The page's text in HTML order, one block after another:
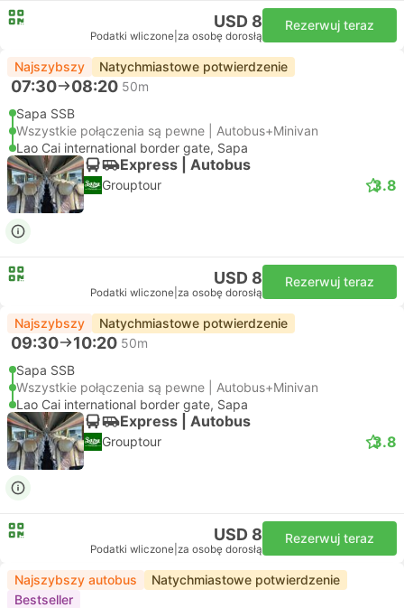
USD 8
Podatki wliczone za osobę dorosłą
Rezerwuj teraz
Najszybszy Natychmiastowe potwierdzenie
07:30 08:20 50m
Sapa SSB
Wszystkie połączenia są pewne | Autobus+Minivan
Lao Cai international border gate, Sapa
Express | Autobus
Grouptour 3.8
USD 8
Podatki wliczone za osobę dorosłą
Rezerwuj teraz
Najszybszy Natychmiastowe potwierdzenie
09:30 10:20 50m
Sapa SSB
Wszystkie połączenia są pewne | Autobus+Minivan
Lao Cai international border gate, Sapa
Express | Autobus
Grouptour 3.8
USD 8
Podatki wliczone za osobę dorosłą
Rezerwuj teraz
Najszybszy autobus
Natychmiastowe potwierdzenie
Bestseller